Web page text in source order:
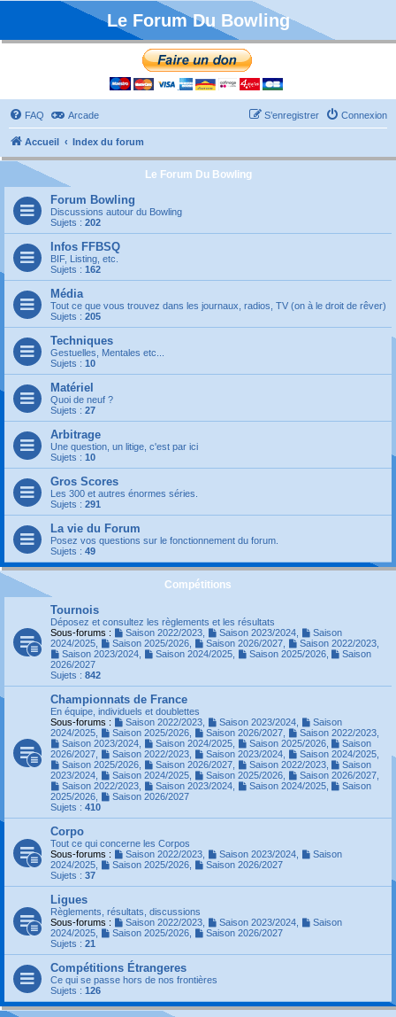
Le Forum Du Bowling
FAQ Arcade Connexion
S’enregistrer
Accueil Index du forum
Le Forum Du Bowling
Forum Bowling
Discussions autour du Bowling
Sujets : 202
Infos FFBSQ
BIF, Listing, etc.
Sujets : 162
Média
Tout ce que vous trouvez dans les journaux, radios, TV (on à le droit de rêver)
Sujets : 205
Techniques
Gestuelles, Mentales etc...
Sujets : 10
Matériel
Quoi de neuf ?
Sujets : 27
Arbitrage
Une question, un litige, c'est par ici
Sujets : 10
Gros Scores
Les 300 et autres énormes séries.
Sujets : 291
La vie du Forum
Posez vos questions sur le fonctionnement du forum.
Sujets : 49
Compétitions
Tournois
Déposez et consultez les règlements et les résultats
Sous-forums :
Saison 2022/2023, Saison 2023/2024,
Saison
2024/2025
Saison 2025/2026, Saison 2026/2027, Saison 2022/2023,
Saison 2023/2024, Saison 2024/2025, Saison 2025/2026,
Saison
2026/2027
Sujets : 842
Championnats de France
En équipe, individuels et doublettes
Sous-forums :
Saison 2022/2023, Saison 2023/2024,
Saison
2024/2025
Saison 2025/2026, Saison 2026/2027, Saison 2022/2023,
Saison 2023/2024, Saison 2024/2025, Saison 2025/2026,
Saison
2026/2027
Saison 2022/2023, Saison 2023/2024, Saison 2024/2025,
Saison 2025/2026, Saison 2026/2027, Saison 2022/2023,
Saison
2023/2024
Saison 2024/2025, Saison 2025/2026, Saison 2026/2027,
Saison 2022/2023, Saison 2023/2024, Saison 2024/2025,
Saison
2025/2026
Saison 2026/2027
Sujets : 410
Corpo
Tout ce qui concerne les Corpos
Sous-forums :
Saison 2022/2023, Saison 2023/2024,
Saison
2024/2025
Saison 2025/2026,
Saison 2026/2027
Sujets : 37
Ligues
Règlements, résultats, discussions
Sous-forums :
Saison 2022/2023, Saison 2023/2024,
Saison
2024/2025
Saison 2025/2026,
Saison 2026/2027
Sujets : 21
Compétitions Étrangeres
Ce qui se passe hors de nos frontières
Sujets : 126